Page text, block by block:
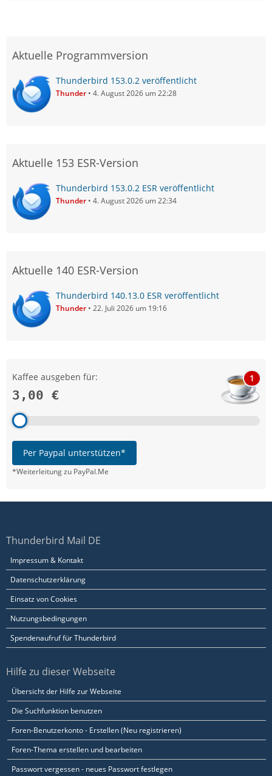
Aktuelle Programmversion
Thunderbird 153.0.2 veröffentlicht
Thunder 4. August 2026 um 22:28
Aktuelle 153 ESR-Version
Thunderbird 153.0.2 ESR veröffentlicht
Thunder 4. August 2026 um 22:34
Aktuelle 140 ESR-Version
Thunderbird 140.13.0 ESR veröffentlicht
Thunder 22. Juli 2026 um 19:16
Kaffee ausgeben für:
3,00 €
1
Per Paypal unterstützen*
*Weiterleitung zu PayPal.Me
Thunderbird Mail DE
Impressum & Kontakt
Datenschutzerklärung
Einsatz von Cookies
Nutzungsbedingungen
Spendenaufruf für Thunderbird
Hilfe zu dieser Webseite
Übersicht der Hilfe zur Webseite
Die Suchfunktion benutzen
Foren-Benutzerkonto - Erstellen (Neu registrieren)
Foren-Thema erstellen und bearbeiten
Passwort vergessen - neues Passwort festlegen